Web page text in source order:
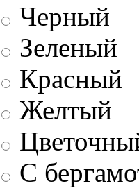
Черный
Зеленый
Красный
Желтый
С